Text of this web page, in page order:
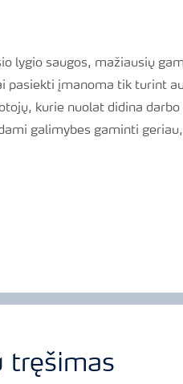
lygio saugos, mažiausių
pasiekti įmanoma tik turint
kurie nuolat didina
galimybes gaminti
tręšimas